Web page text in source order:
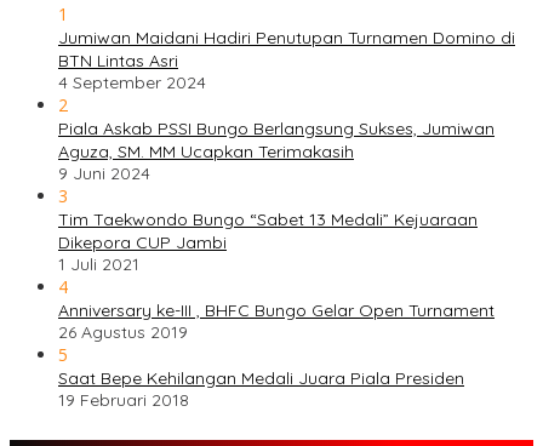
1
Jumiwan Maidani Hadiri Penutupan Turnamen Domino di
BTN Lintas Asri
4 September 2024
2
Piala Askab PSSI Bungo Berlangsung Sukses, Jumiwan
Aguza, SM. MM Ucapkan Terimakasih
9 Juni 2024
3
Tim Taekwondo Bungo “Sabet 13 Medali” Kejuaraan
Dikepora CUP Jambi
1 Juli 2021
4
Anniversary ke-III , BHFC Bungo Gelar Open Turnament
26 Agustus 2019
5
Saat Bepe Kehilangan Medali Juara Piala Presiden
19 Februari 2018